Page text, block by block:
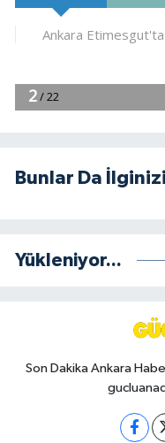
Bunlar Da
Yükleniyor...
Son Dakika Ankara